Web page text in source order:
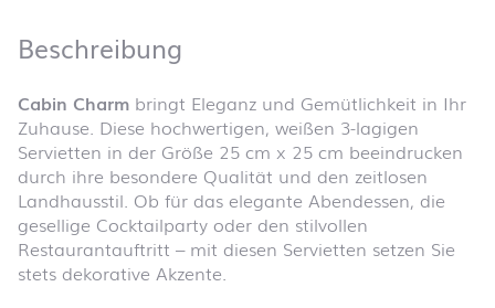
Beschreibung
Cabin Charm bringt Eleganz und Gemütlichkeit in Ihr
Zuhause. Diese hochwertigen, weißen 3-lagigen
Servietten in der Größe 25 cm x 25 cm beeindrucken
durch ihre besondere Qualität und den zeitlosen
Landhausstil. Ob für das elegante Abendessen, die
gesellige Cocktailparty oder den stilvollen
Restaurantauftritt – mit diesen Servietten setzen Sie
stets dekorative Akzente.